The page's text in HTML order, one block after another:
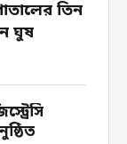
তিন
ঘুষ